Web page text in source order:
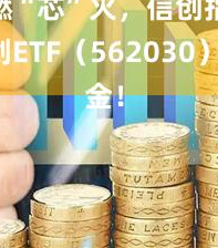
1.42%